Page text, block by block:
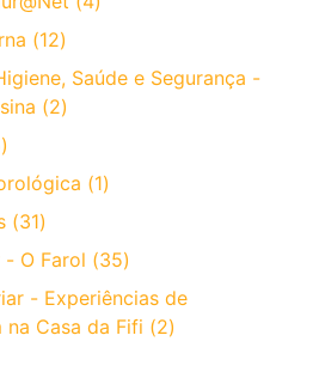
(12)
Saúde e Segurança -
(2)
(1)
(31)
O Farol (35)
- Experiências de
Casa da Fifi (2)